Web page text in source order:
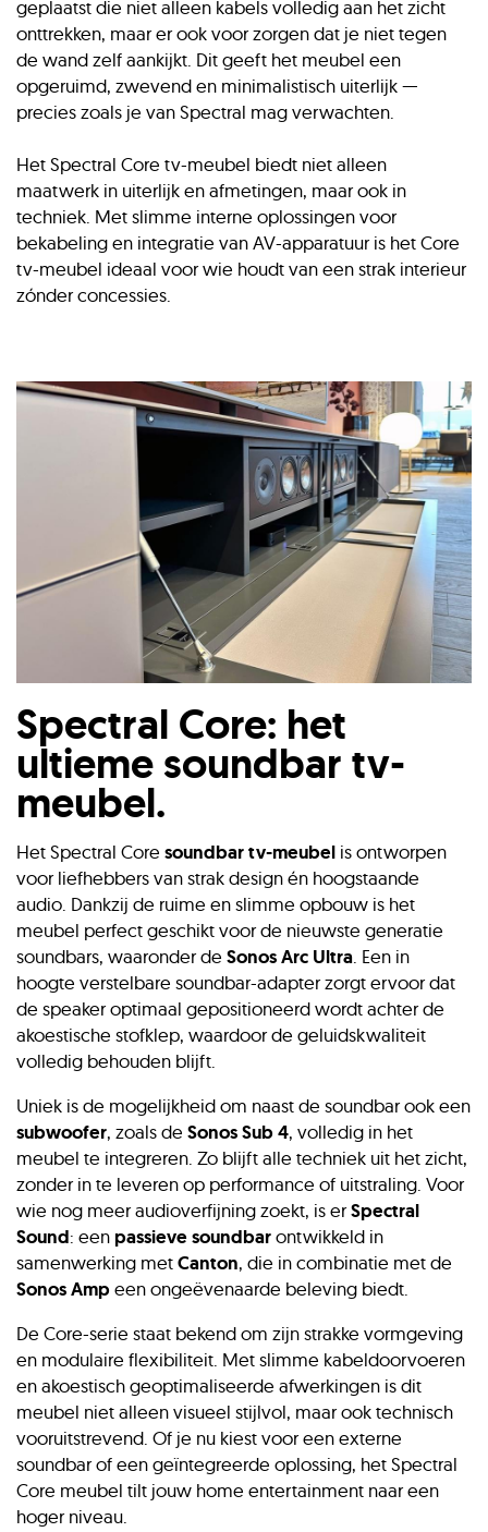
geplaatst die niet alleen kabels volledig aan het zicht
onttrekken, maar er ook voor zorgen dat je niet tegen
de wand zelf aankijkt. Dit geeft het meubel een
opgeruimd, zwevend en minimalistisch uiterlijk —
precies zoals je van Spectral mag verwachten.
Het Spectral Core tv-meubel biedt niet alleen
maatwerk in uiterlijk en afmetingen, maar ook in
techniek. Met slimme interne oplossingen voor
bekabeling en integratie van AV-apparatuur is het Core
tv-meubel ideaal voor wie houdt van een strak interieur
zónder concessies.
Spectral Core: het
ultieme soundbar tv-
meubel.
Het Spectral Core soundbar tv-meubel is ontworpen
voor liefhebbers van strak design én hoogstaande
audio. Dankzij de ruime en slimme opbouw is het
meubel perfect geschikt voor de nieuwste generatie
soundbars, waaronder de Sonos Arc Ultra . Een in
hoogte verstelbare soundbar-adapter zorgt ervoor dat
de speaker optimaal gepositioneerd wordt achter de
akoestische stofklep, waardoor de geluidskwaliteit
volledig behouden blijft.
Uniek is de mogelijkheid om naast de soundbar ook een
subwoofer, zoals de Sonos Sub 4, volledig in het
meubel te integreren. Zo blijft alle techniek uit het zicht,
zonder in te leveren op performance of uitstraling. Voor
wie nog meer audioverfijning zoekt, is erSpectral
Sound: een passieve soundbarontwikkeld in
samenwerking metCanton, die in combinatie met de
Sonos Ampeen ongeëvenaarde beleving biedt.
De Core-serie staat bekend om zijn strakke vormgeving
en modulaire flexibiliteit. Met slimme kabeldoorvoeren
en akoestisch geoptimaliseerde afwerkingen is dit
meubel niet alleen visueel stijlvol, maar ook technisch
vooruitstrevend. Of je nu kiest voor een externe
soundbar of een geïntegreerde oplossing, het Spectral
Core meubel tilt jouw home entertainment naar een
hoger niveau.